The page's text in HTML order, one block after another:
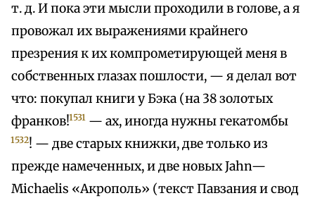
т. д. И пока эти мысли проходили в голове, а я
провожал их выражениями крайнего
презрения к их компрометирующей меня в
собственных глазах пошлости, — я делал вот
что: покупал книги у Бэка (на 38 золотых
франков!1531 — ах, иногда нужны гекатомбы
1532! — две старых книжки, две только из
прежде намеченных, и две новых Jahn—
Michaelis «Акрополь» (текст Павзания и свод